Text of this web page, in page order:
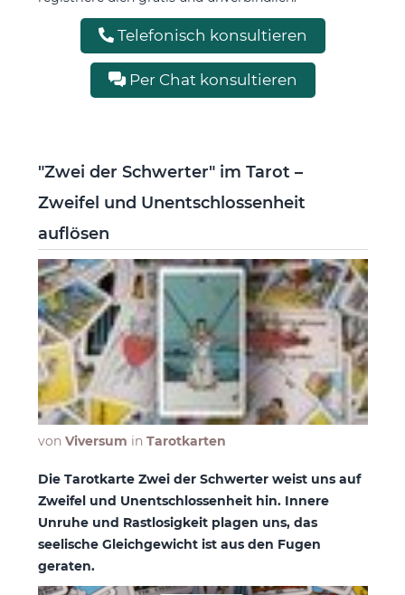
Telefonisch konsultieren
Per Chat konsultieren
"Zwei der Schwerter" im Tarot –
Zweifel und Unentschlossenheit
auflösen
von Viversum in Tarotkarten
Die Tarotkarte Zwei der Schwerter weist uns auf
Zweifel und Unentschlossenheit hin. Innere
Unruhe und Rastlosigkeit plagen uns, das
seelische Gleichgewicht ist aus den Fugen
geraten.